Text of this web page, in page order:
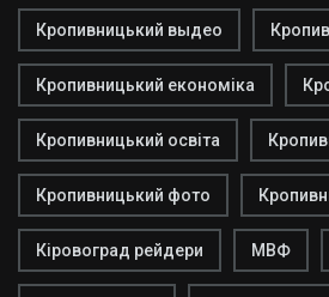
Кропивницький выдео
Кропивницький економіка
Кропивницький освіта
Кропивницький фото
Кіровоград рейдери МВФ